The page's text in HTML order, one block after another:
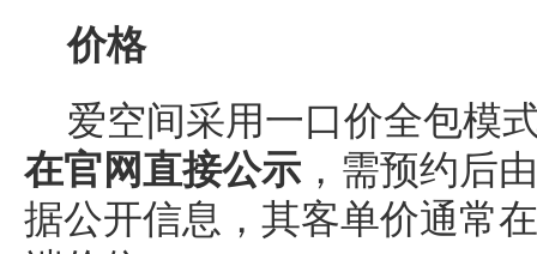
价格
爱空间采用一口价全包模
在官网直接公示 ，需预约后
据公开信息，其客单价通常在